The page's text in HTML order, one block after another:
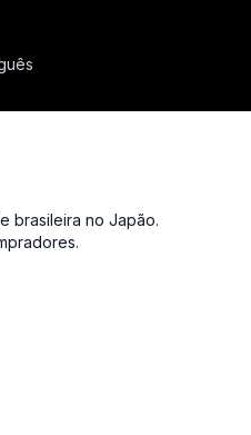
brasileira no Japão.